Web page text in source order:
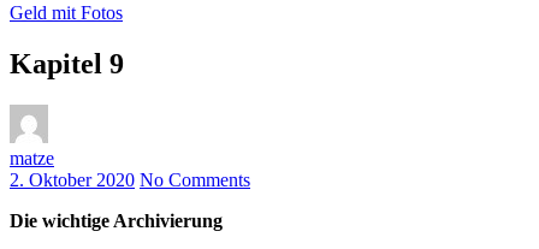
Geld mit Fotos
Kapitel 9
matze
2. Oktober 2020 No Comments
Die wichtige Archivierung